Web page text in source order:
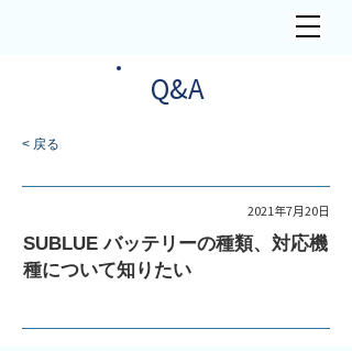
​Q&A
< 戻る
2021年7月20日
SUBLUE バッテリーの種類、対応機
種について知りたい